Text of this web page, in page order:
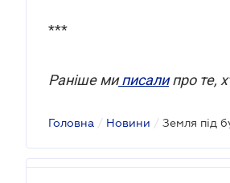
***
Раніше миписалипро те,
Головна / Новини /